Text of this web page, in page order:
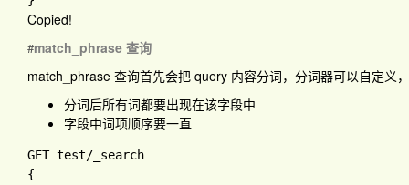
Copied!
#match_phrase 查询
match_phrase 查询首先会把 query 内容分词，分词器可以自定义
分词后所有词都要出现在该字段中
字段中词项顺序要一直
GET test/_search
{